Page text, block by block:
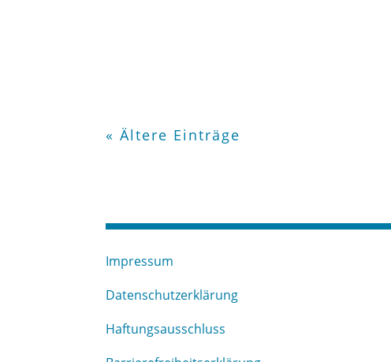
« Ältere Einträge
Impressum
Datenschutzerklärung
Haftungsausschluss